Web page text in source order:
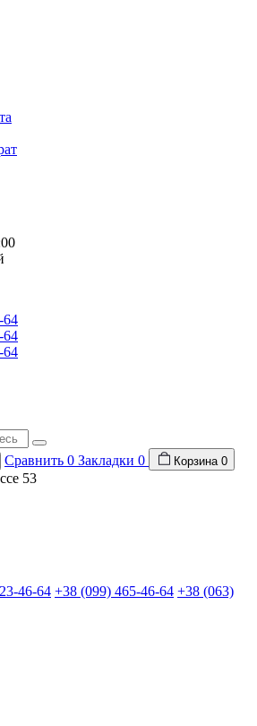
64
64
64
Сравнить 0 Закладки 0 Корзина 0
53
46-64 +38 (099) 465-46-64 +38 (063)